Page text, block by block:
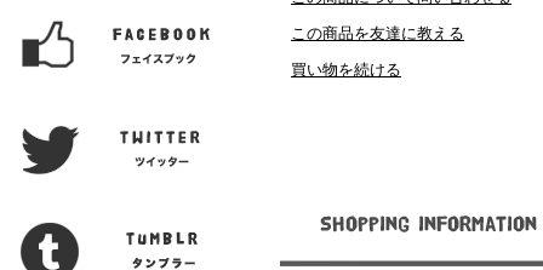
この商品を友達に教える
買い物を続ける